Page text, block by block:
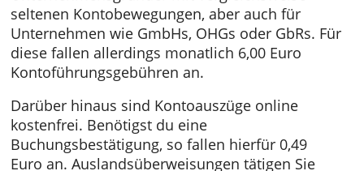
FYRST BASE eignet sich für Kleinunternehmer
wie Freiberufler und Selbstständige oder
Unternehmensgründer mit vergleichsweise
Unternehmen wie GmbHs, OHGs oder GbRs.
diese fallen allerdings monatlich 6,00 Euro
Kontoführungsgebühren an.